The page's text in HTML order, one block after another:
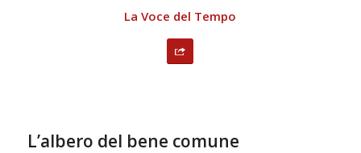
La Voce del Tempo
L’albero del bene comune